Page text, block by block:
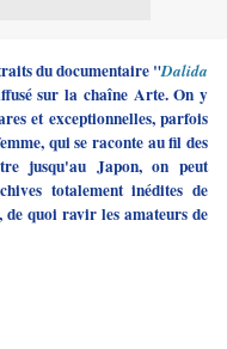
du documentaire "Dalida
sur la chaîne Arte. On y
et exceptionnelles, parfois
qui se raconte au fil des
jusqu'au Japon, on peut
totalement inédites de
de quoi ravir les amateurs de